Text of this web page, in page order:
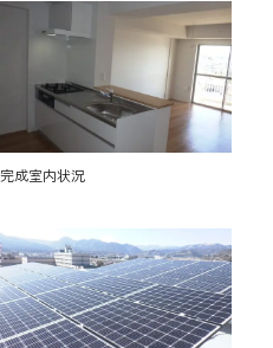
完成室内状況